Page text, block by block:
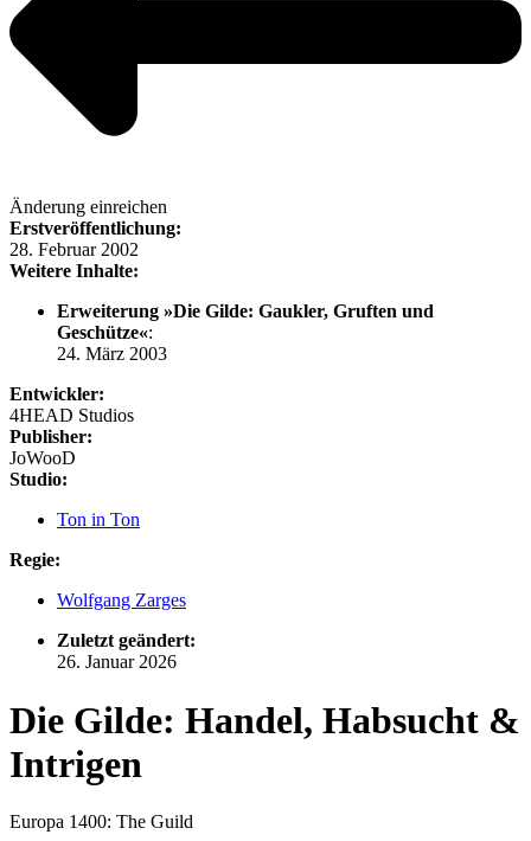
Änderung einreichen
Erstveröffentlichung:
28. Februar 2002
Weitere Inhalte:
Erweiterung »Die Gilde: Gaukler, Gruften und
Geschütze«:
24. März 2003
Entwickler:
4HEAD Studios
Publisher:
JoWooD
Studio:
Ton in Ton
Regie:
Wolfgang Zarges
Zuletzt geändert:
26. Januar 2026
Die Gilde: Handel, Habsucht &
Intrigen
Europa 1400: The Guild